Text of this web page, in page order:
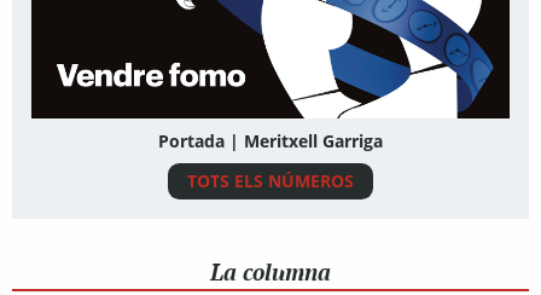
Portada | Meritxell Garriga
TOTS ELS NÚMEROS
La columna